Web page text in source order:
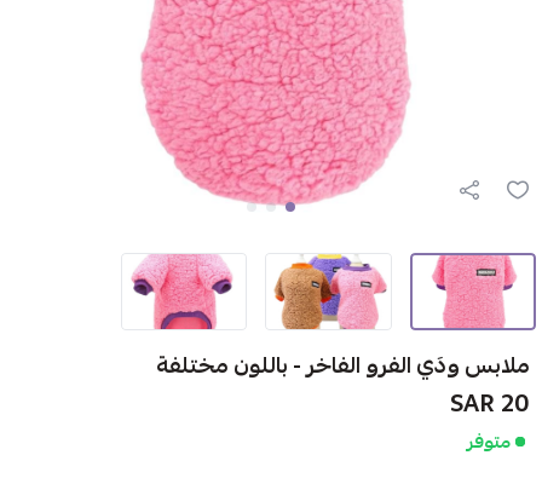
ملابس ودَي الفرو الفاخر - باللون مختلفة
20 SAR
متوفر